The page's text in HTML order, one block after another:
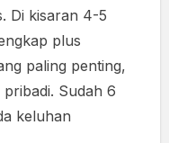
Di kisaran 4-5
plus
paling penting,
Sudah 6
keluhan